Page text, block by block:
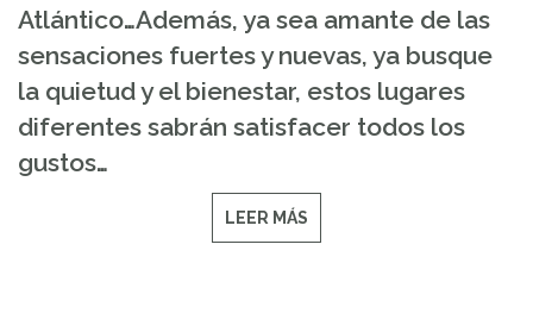
Atlántico…Además, ya sea amante de las
sensaciones fuertes y nuevas, ya busque
la quietud y el bienestar, estos lugares
diferentes sabrán satisfacer todos los
gustos…
LEER MÁS